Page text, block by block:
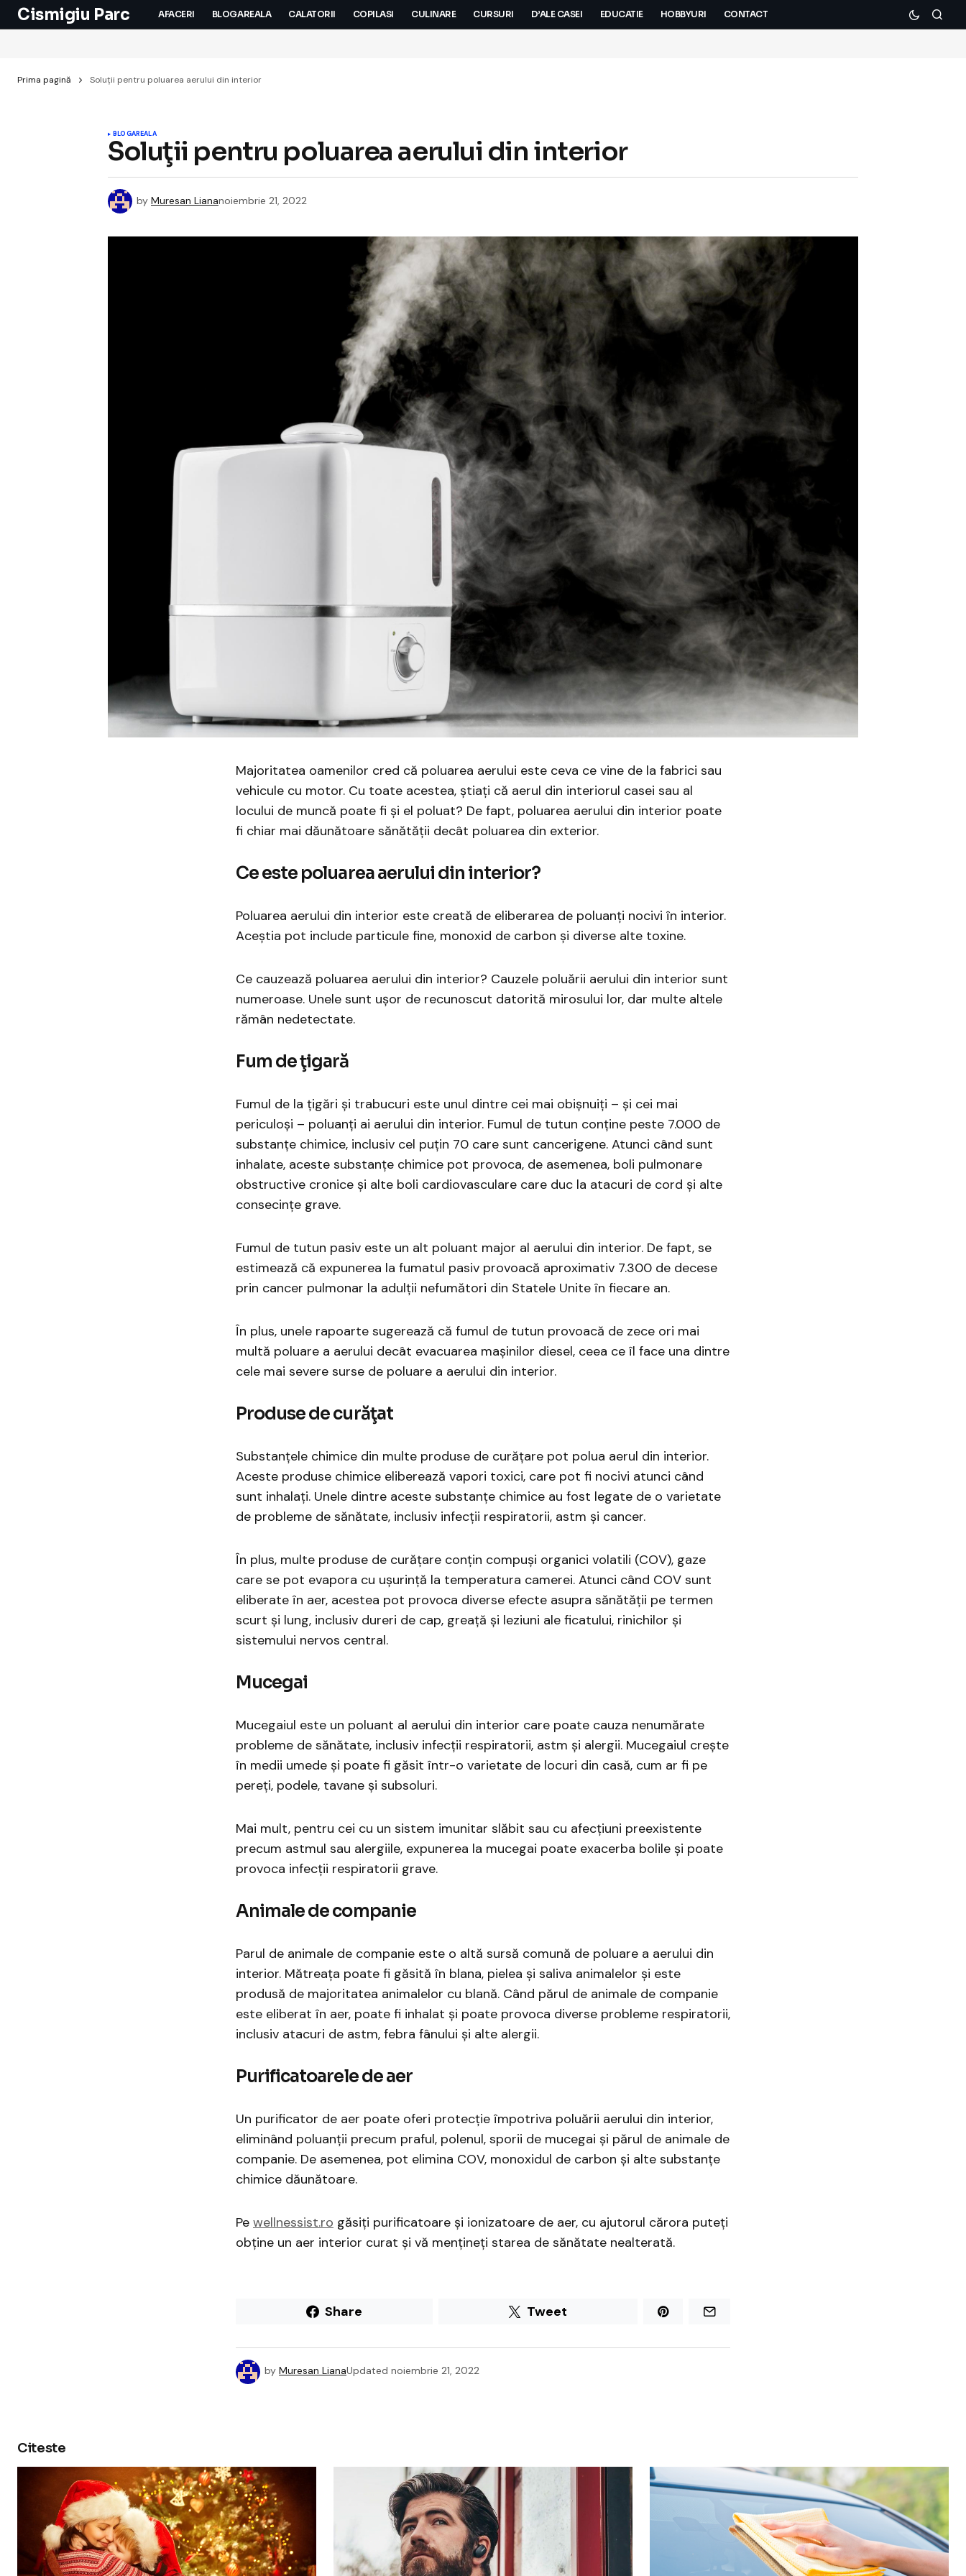
Cismigiu Parc AFACERI BLOGAREALA CALATORII COPILASI CULINARE CURSURI D’ALE CASEI EDUCATIE HOBBYURI CONTACT
Prima pagină Soluţii pentru poluarea aerului din interior
BLOGAREALA
Soluţii pentru poluarea aerului din interior
by Muresan Liananoiembrie 21, 2022
Majoritatea oamenilor cred că poluarea aerului este ceva ce vine de la fabrici sau
vehicule cu motor. Cu toate acestea, știați că aerul din interiorul casei sau al
locului de muncă poate fi și el poluat? De fapt, poluarea aerului din interior poate
fi chiar mai dăunătoare sănătății decât poluarea din exterior.
Ce este poluarea aerului din interior?
Poluarea aerului din interior este creată de eliberarea de poluanți nocivi în interior.
Aceştia pot include particule fine, monoxid de carbon și diverse alte toxine.
Ce cauzează poluarea aerului din interior? Cauzele poluării aerului din interior sunt
numeroase. Unele sunt ușor de recunoscut datorită mirosului lor, dar multe altele
rămân nedetectate.
Fum de ţigară
Fumul de la țigări şi trabucuri este unul dintre cei mai obișnuiți – și cei mai
periculoși – poluanți ai aerului din interior. Fumul de tutun conține peste 7.000 de
substanțe chimice, inclusiv cel puțin 70 care sunt cancerigene. Atunci când sunt
inhalate, aceste substanțe chimice pot provoca, de asemenea, boli pulmonare
obstructive cronice și alte boli cardiovasculare care duc la atacuri de cord și alte
consecințe grave.
Fumul de tutun pasiv este un alt poluant major al aerului din interior. De fapt, se
estimează că expunerea la fumatul pasiv provoacă aproximativ 7.300 de decese
prin cancer pulmonar la adulții nefumători din Statele Unite în fiecare an.
În plus, unele rapoarte sugerează că fumul de tutun provoacă de zece ori mai
multă poluare a aerului decât evacuarea mașinilor diesel, ceea ce îl face una dintre
cele mai severe surse de poluare a aerului din interior.
Produse de curăţat
Substanțele chimice din multe produse de curățare pot polua aerul din interior.
Aceste produse chimice eliberează vapori toxici, care pot fi nocivi atunci când
sunt inhalați. Unele dintre aceste substanțe chimice au fost legate de o varietate
de probleme de sănătate, inclusiv infecții respiratorii, astm și cancer.
În plus, multe produse de curățare conțin compuși organici volatili (COV), gaze
care se pot evapora cu ușurință la temperatura camerei. Atunci când COV sunt
eliberate în aer, acestea pot provoca diverse efecte asupra sănătății pe termen
scurt și lung, inclusiv dureri de cap, greață și leziuni ale ficatului, rinichilor și
sistemului nervos central.
Mucegai
Mucegaiul este un poluant al aerului din interior care poate cauza nenumărate
probleme de sănătate, inclusiv infecții respiratorii, astm și alergii. Mucegaiul crește
în medii umede și poate fi găsit într-o varietate de locuri din casă, cum ar fi pe
pereți, podele, tavane și subsoluri.
Mai mult, pentru cei cu un sistem imunitar slăbit sau cu afecțiuni preexistente
precum astmul sau alergiile, expunerea la mucegai poate exacerba bolile și poate
provoca infecții respiratorii grave.
Animale de companie
Parul de animale de companie este o altă sursă comună de poluare a aerului din
interior. Mătreața poate fi găsită în blana, pielea și saliva animalelor și este
produsă de majoritatea animalelor cu blană. Când părul de animale de companie
este eliberat în aer, poate fi inhalat și poate provoca diverse probleme respiratorii,
inclusiv atacuri de astm, febra fânului și alte alergii.
Purificatoarele de aer
Un purificator de aer poate oferi protecție împotriva poluării aerului din interior,
eliminând poluanții precum praful, polenul, sporii de mucegai și părul de animale de
companie. De asemenea, pot elimina COV, monoxidul de carbon și alte substanțe
chimice dăunătoare.
Pe wellnessist.ro găsiţi purificatoare şi ionizatoare de aer, cu ajutorul cărora puteţi
obţine un aer interior curat şi vă menţineţi starea de sănătate nealterată.
Share Tweet
by Muresan LianaUpdated noiembrie 21, 2022
Citeste